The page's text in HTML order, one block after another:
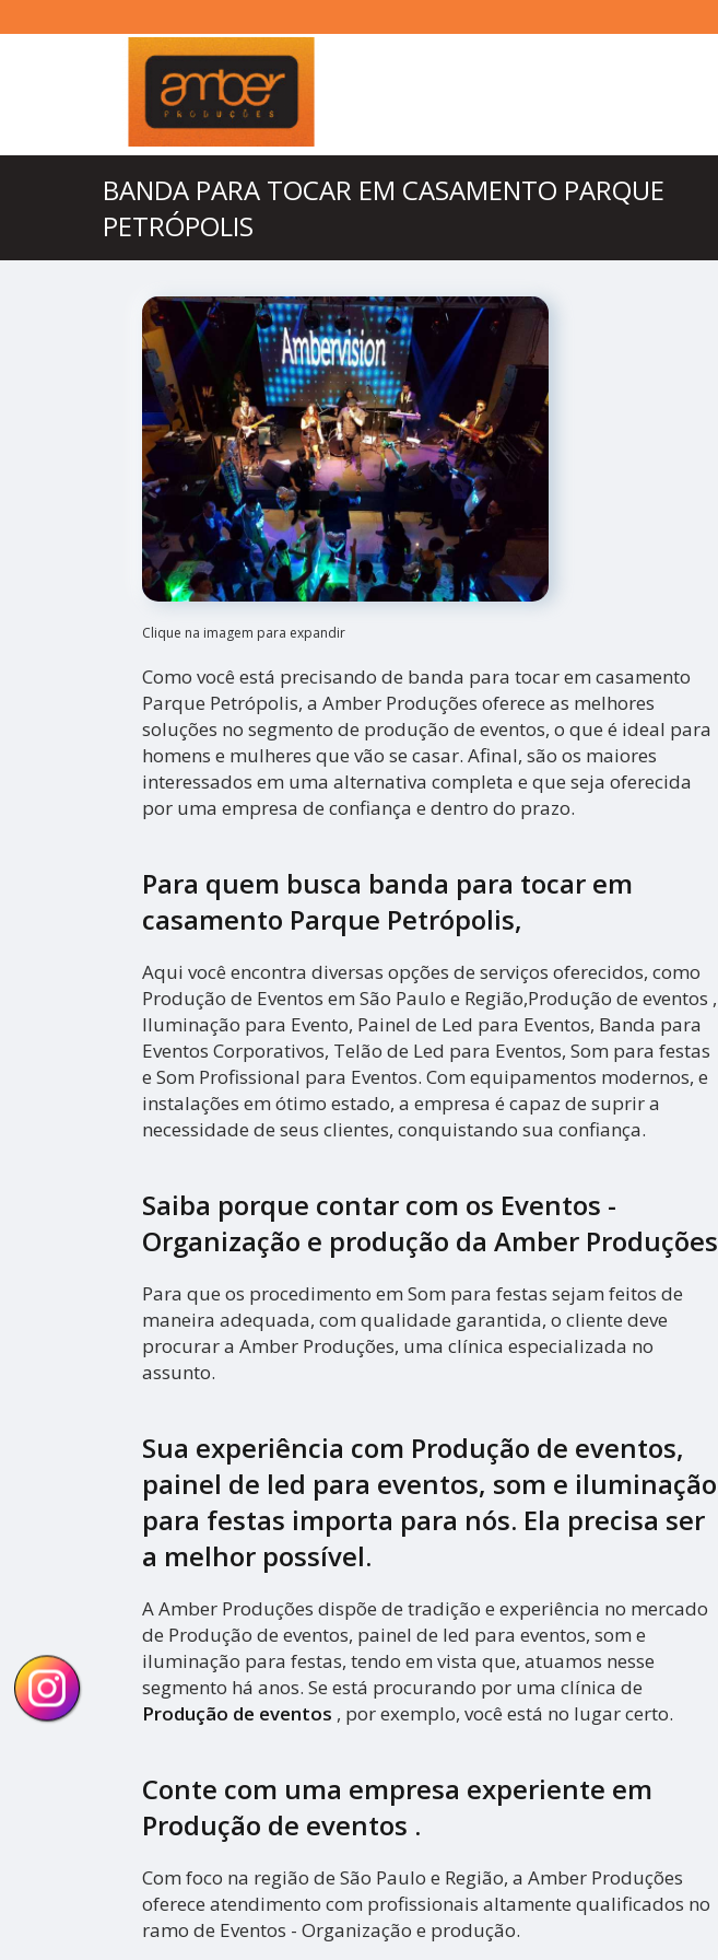
BANDA PARA TOCAR EM CASAMENTO PARQUE
PETRÓPOLIS
Clique na imagem para expandir
Como você está precisando de banda para tocar em casamento
Parque Petrópolis, a Amber Produções oferece as melhores
soluções no segmento de produção de eventos, o que é ideal para
homens e mulheres que vão se casar. Afinal, são os maiores
interessados em uma alternativa completa e que seja oferecida
por uma empresa de confiança e dentro do prazo.
Para quem busca banda para tocar em
casamento Parque Petrópolis,
Aqui você encontra diversas opções de serviços oferecidos, como
Produção de Eventos em São Paulo e Região,Produção de eventos ,
Iluminação para Evento, Painel de Led para Eventos, Banda para
Eventos Corporativos, Telão de Led para Eventos, Som para festas
e Som Profissional para Eventos. Com equipamentos modernos, e
instalações em ótimo estado, a empresa é capaz de suprir a
necessidade de seus clientes, conquistando sua confiança.
Saiba porque contar com os Eventos -
Organização e produção da Amber Produções
Para que os procedimento em Som para festas sejam feitos de
maneira adequada, com qualidade garantida, o cliente deve
procurar a Amber Produções, uma clínica especializada no
assunto.
Sua experiência com Produção de eventos,
painel de led para eventos, som e iluminação
para festas importa para nós. Ela precisa ser
a melhor possível.
A Amber Produções dispõe de tradição e experiência no mercado
de Produção de eventos, painel de led para eventos, som e
iluminação para festas, tendo em vista que, atuamos nesse
segmento há anos. Se está procurando por uma clínica de
Produção de eventos , por exemplo, você está no lugar certo.
Conte com uma empresa experiente em
Produção de eventos .
Com foco na região de São Paulo e Região, a Amber Produções
oferece atendimento com profissionais altamente qualificados no
ramo de Eventos - Organização e produção.